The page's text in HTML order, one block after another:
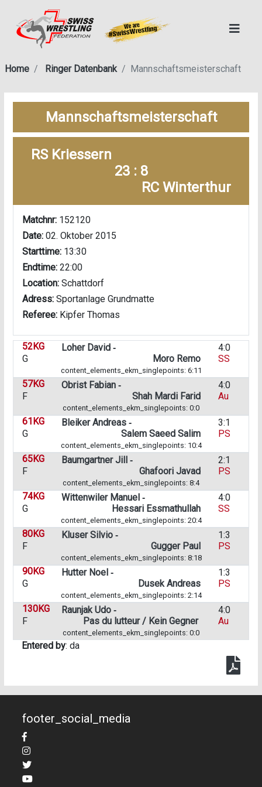
Home Ringer Datenbank Mannschaftsmeisterschaft
Mannschaftsmeisterschaft
RS Kriessern
23 : 8
RC Winterthur
Matchnr: 152120
Date: 02. Oktober 2015
Starttime: 13:30
Endtime: 22:00
Location: Schattdorf
Adress: Sportanlage Grundmatte
Referee: Kipfer Thomas
52KG Loher David ‑
4:0
G
Moro Remo SS
content_elements_ekm_singlepoints: 6:11
57KG Obrist Fabian ‑
4:0
F
Shah Mardi Farid Au
content_elements_ekm_singlepoints: 0:0
61KG Bleiker Andreas ‑
3:1
G
Salem Saeed Salim PS
content_elements_ekm_singlepoints: 10:4
65KG Baumgartner Jill ‑
2:1
F
Ghafoori Javad PS
content_elements_ekm_singlepoints: 8:4
74KG Wittenwiler Manuel ‑
4:0
G
Hessari Essmathullah SS
content_elements_ekm_singlepoints: 20:4
80KG Kluser Silvio ‑
1:3
F
Gugger Paul PS
content_elements_ekm_singlepoints: 8:18
90KG Hutter Noel ‑
1:3
G
Dusek Andreas PS
content_elements_ekm_singlepoints: 2:14
130KG Raunjak Udo ‑
4:0
F
Pas du lutteur / Kein Gegner Au
content_elements_ekm_singlepoints: 0:0
Entered by: da
footer_social_media